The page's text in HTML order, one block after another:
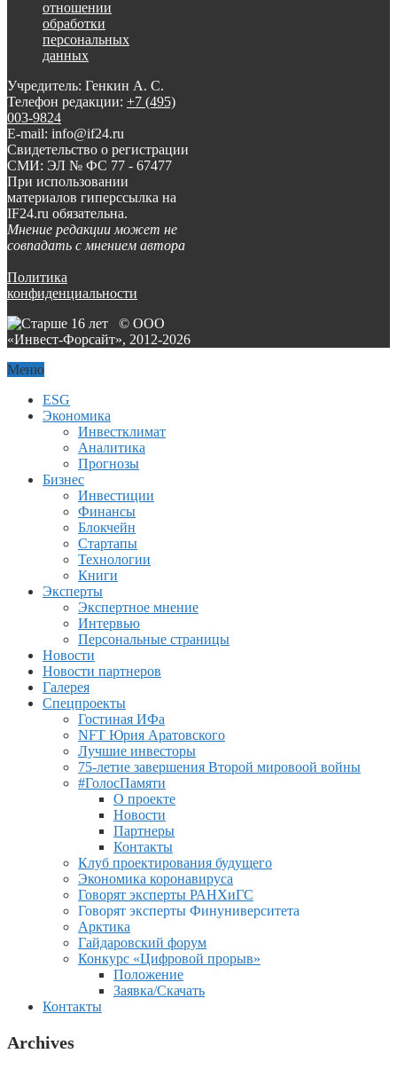
отношении
обработки
персональных
данных
Учредитель: Генкин А. С.
Телефон редакции: +7 (495)
003-9824
E-mail: info@if24.ru
Свидетельство о регистрации
СМИ: ЭЛ № ФС 77 - 67477
При использовании
материалов гиперссылка на
IF24.ru обязательна.
Мнение редакции может не
совпадать с мнением автора
Политика
конфиденциальности
© ООО
«Инвест-Форсайт», 2012-2026
Меню
ESG
Экономика
Инвестклимат
Аналитика
Прогнозы
Бизнес
Инвестиции
Финансы
Блокчейн
Стартапы
Технологии
Книги
Эксперты
Экспертное мнение
Интервью
Персональные страницы
Новости
Новости партнеров
Галерея
Спецпроекты
Гостиная ИФа
NFT Юрия Аратовского
Лучшие инвесторы
75-летие завершения Второй мировоой войны
#ГолосПамяти
О проекте
Новости
Партнеры
Контакты
Клуб проектирования будущего
Экономика коронавируса
Говорят эксперты РАНХиГС
Говорят эксперты Финуниверситета
Арктика
Гайдаровский форум
Конкурс «Цифровой прорыв»
Положение
Заявка/Скачать
Контакты
Archives